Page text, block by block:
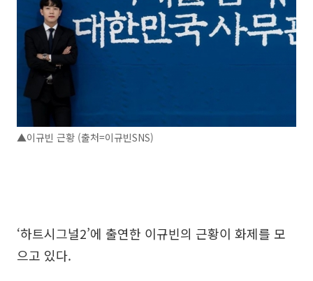
▲이규빈 근황 (출처=이규빈SNS)
‘하트시그널2’에 출연한 이규빈의 근황이 화제를 모
으고 있다.